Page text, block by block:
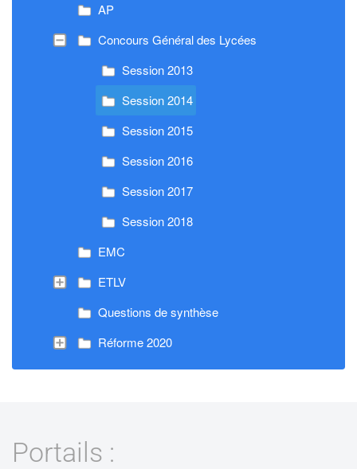
AP
Concours Général des Lycées
Session 2013
Session 2014
Session 2015
Session 2016
Session 2017
Session 2018
EMC
ETLV
Questions de synthèse
Réforme 2020
Portails :